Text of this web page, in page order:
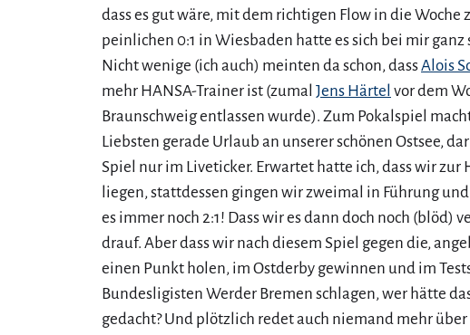
dass es gut wäre, mit dem richtigen Flow in die Woche
peinlichen 0:1 in Wiesbaden hatte es sich bei mir ganz
Nicht wenige (ich auch) meinten da schon, dassAlois
mehr HANSA-Trainer ist (zumal Jens Härtel vor dem
Braunschweig entlassen wurde). Zum Pokalspiel
Liebsten gerade Urlaub an unserer schönen Ostsee,
Spiel nur im Liveticker. Erwartet hatte ich, dass wir zur
liegen, stattdessen gingen wir zweimal in Führung
es immer noch 2:1! Dass wir es dann doch noch (blöd)
drauf. Aber dass wir nach diesem Spiel gegen die,
einen Punkt holen, im Ostderby gewinnen und im
Bundesligisten Werder Bremen schlagen, wer hätte
gedacht? Und plötzlich redet auch niemand mehr